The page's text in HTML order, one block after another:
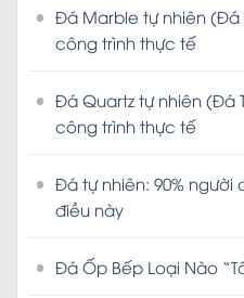
Đá Marble tự nhiên (Đá
công trình thực tế
Đá Quartz tự nhiên (Đá
công trình thực tế
Đá tự nhiên: 90%
điều này
Đá Ốp Bếp Loại Nào